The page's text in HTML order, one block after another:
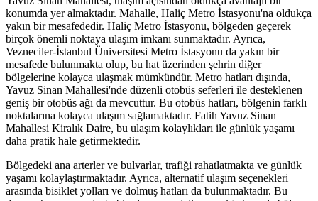
konumda yer almaktadır. Mahalle, Haliç Metro İstasyonu'na oldukça
yakın bir mesafededir. Haliç Metro İstasyonu, bölgeden geçerek
birçok önemli noktaya ulaşım imkanı sunmaktadır. Ayrıca,
Vezneciler-İstanbul Üniversitesi Metro İstasyonu da yakın bir
mesafede bulunmakta olup, bu hat üzerinden şehrin diğer
bölgelerine kolayca ulaşmak mümkündür. Metro hatları dışında,
Yavuz Sinan Mahallesi'nde düzenli otobüs seferleri ile desteklenen
geniş bir otobüs ağı da mevcuttur. Bu otobüs hatları, bölgenin farklı
noktalarına kolayca ulaşım sağlamaktadır. Fatih Yavuz Sinan
Mahallesi Kiralık Daire, bu ulaşım kolaylıkları ile günlük yaşamı
daha pratik hale getirmektedir.
Bölgedeki ana arterler ve bulvarlar, trafiği rahatlatmakta ve günlük
yaşamı kolaylaştırmaktadır. Ayrıca, alternatif ulaşım seçenekleri
arasında bisiklet yolları ve dolmuş hatları da bulunmaktadır. Bu